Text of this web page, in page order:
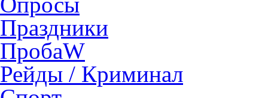
Праздники
ПробаW
Рейды / Криминал